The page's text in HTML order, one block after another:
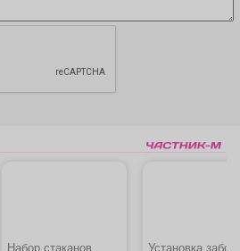
Набор стаканов Установка